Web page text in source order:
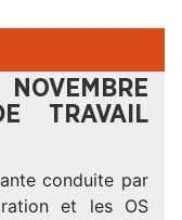
TRAVAIL
conduite par
et les OS